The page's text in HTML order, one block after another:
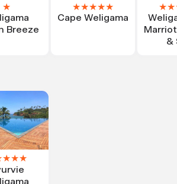
★
Breeze
★★★★★
Cape Weligama
★★
&
★★★